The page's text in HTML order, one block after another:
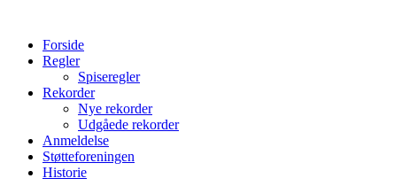
indholdForside
Regler
Spiseregler
Rekorder
Nye rekorder
Udgåede rekorder
Anmeldelse
Støtteforeningen
Historie